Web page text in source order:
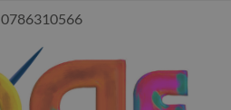
0786310566